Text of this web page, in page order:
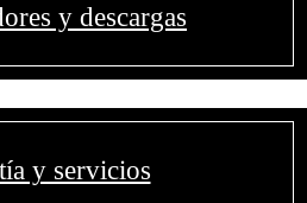
y descargas
y servicios